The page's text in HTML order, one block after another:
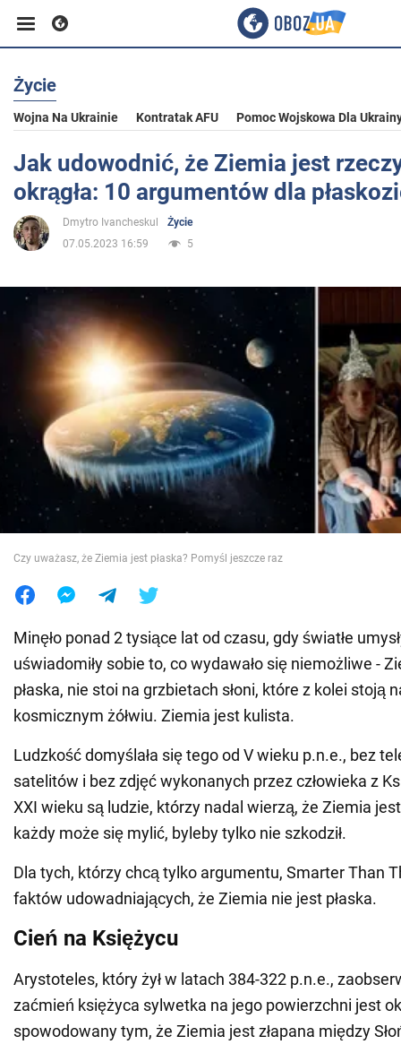
Biznes
Sport
Rozrywka
Polityka
Społeczeństwo
Wojna na Ukrainie
Świat
Jedzenie
Życie
Wojna Na Ukrainie Kontratak AFU Pomoc Wojskowa Dla
Jak udowodnić, że Ziemia jest
okrągła: 10 argumentów dla
Dmytro Ivancheskul
Życie
07.05.2023 16:59
5
Czy uważasz, że Ziemia jest płaska? Pomyśl jeszcze raz
Minęło ponad 2 tysiące lat od czasu, gdy światłe
uświadomiły sobie to, co wydawało się niemożliwe -
płaska, nie stoi na grzbietach słoni, które z kolei stoją
kosmicznym żółwiu. Ziemia jest kulista.
Ludzkość domyślała się tego od V wieku p.n.e., bez
satelitów i bez zdjęć wykonanych przez człowieka z
XXI wieku są ludzie, którzy nadal wierzą, że Ziemia jest
każdy może się mylić, byleby tylko nie szkodził.
Dla tych, którzy chcą tylko argumentu, Smarter Than
faktów udowadniających, że Ziemia nie jest płaska.
Cień na Księżycu
Arystoteles, który żył w latach 384-322 p.n.e.,
zaćmień księżyca sylwetka na jego powierzchni jest
spowodowany tym, że Ziemia jest złapana między